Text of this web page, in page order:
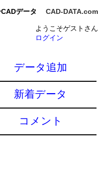
データ CAD-DATA.com
ようこそゲストさん
ログイン
データ追加
新着データ
コメント